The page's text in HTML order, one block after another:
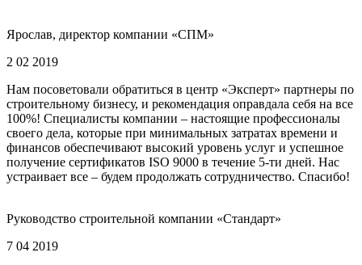
Ярослав, директор компании «СПМ»
2 02 2019
Нам посоветовали обратиться в центр «Эксперт» партнеры по
строительному бизнесу, и рекомендация оправдала себя на все
100%! Специалисты компании – настоящие профессионалы
своего дела, которые при минимальных затратах времени и
финансов обеспечивают высокий уровень услуг и успешное
получение сертификатов ISO 9000 в течение 5-ти дней. Нас
устраивает все – будем продолжать сотрудничество. Спасибо!
Руководство строительной компании «Стандарт»
7 04 2019